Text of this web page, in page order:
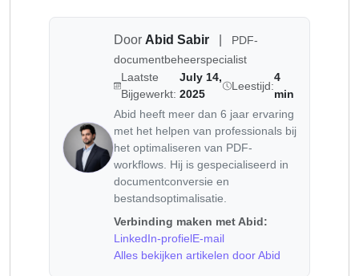
Door Abid Sabir
PDF-
documentbeheerspecialist
Laatste
Bijgewerkt:
July 14,
2025
Leestijd:
4
min
Abid heeft meer dan 6 jaar ervaring
met het helpen van professionals bij
het optimaliseren van PDF-
workflows. Hij is gespecialiseerd in
documentconversie en
bestandsoptimalisatie.
Verbinding maken met Abid:
LinkedIn-profielE-mail
Alles bekijken artikelen door Abid